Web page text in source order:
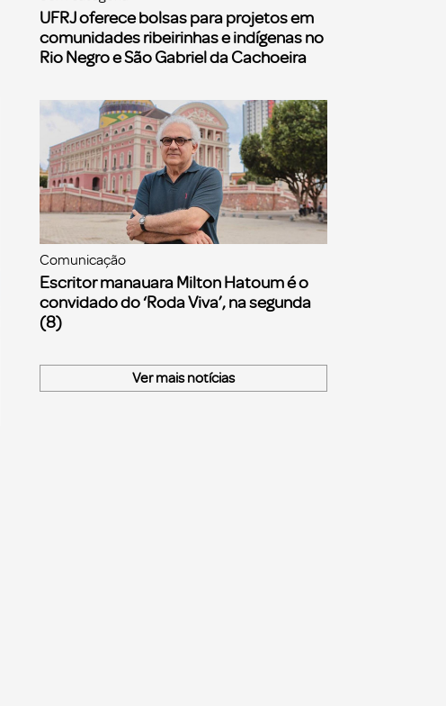
UFRJ oferece bolsas para projetos em
comunidades ribeirinhas e indígenas no
Rio Negro e São Gabriel da Cachoeira
Comunicação
Escritor manauara Milton Hatoum é o
convidado do ‘Roda Viva’, na segunda
(8)
Ver mais notícias